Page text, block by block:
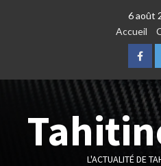
6 août
Accueil
L'ACTUALITÉ DE